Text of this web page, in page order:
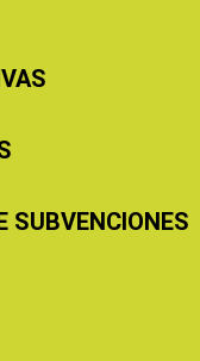
SUBVENCIONES